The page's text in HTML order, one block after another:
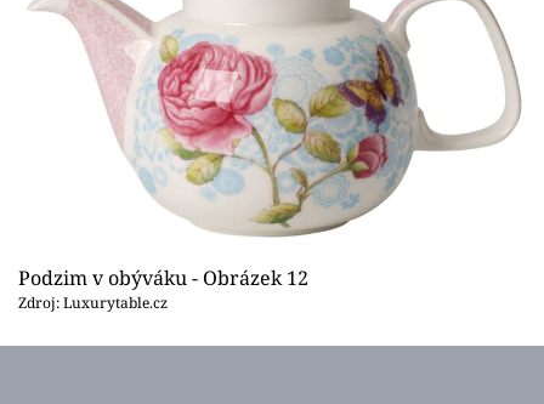
Podzim v obýváku - Obrázek 12
Zdroj: Luxurytable.cz